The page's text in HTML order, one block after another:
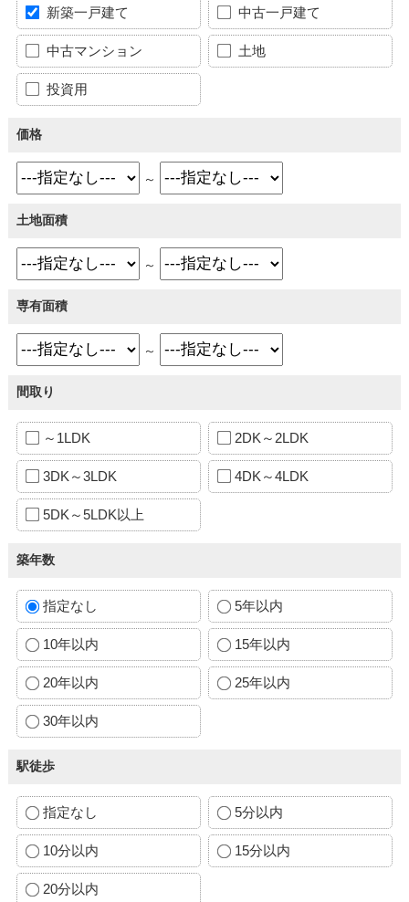
新築一戸建て 中古一戸建て
中古マンション 土地
投資用
価格
～
土地面積
～
専有面積
～
間取り
～1LDK 2DK～2LDK
3DK～3LDK 4DK～4LDK
5DK～5LDK以上
築年数
指定なし 5年以内
10年以内 15年以内
20年以内 25年以内
30年以内
駅徒歩
指定なし 5分以内
10分以内 15分以内
20分以内